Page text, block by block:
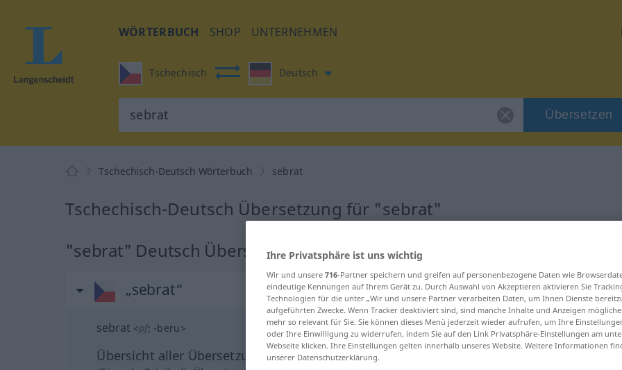
WÖRTERBUCH SHOP UNTERNEHMEN
Tschechisch Deutsch
Übersetzen
Tschechisch-Deutsch Wörterbuch sebrat
Tschechisch-Deutsch Übersetzung für "sebrat"
"sebrat" Deutsch Übersetzung
„sebrat“
sebrat <pf; -beru>
Übersicht aller Übersetzungen
Ihre Privatsphäre ist uns wichtig
Wir und unsere 716-Partner speichern und greifen auf personenbezogene Daten wie
eindeutige Kennungen auf Ihrem Gerät zu. Durch Auswahl von Akzeptieren aktivieren Sie
Technologien für die unter „Wir und unsere Partner verarbeiten Daten, um Ihnen Dienste
aufgeführten Zwecke. Wenn Tracker deaktiviert sind, sind manche Inhalte und Anzeigen
mehr so relevant für Sie. Sie können dieses Menü jederzeit wieder aufrufen, um Ihre
oder Ihre Einwilligung zu widerrufen, indem Sie auf den Link Privatsphäre-Einstellungen am
Webseite klicken. Ihre Einstellungen gelten innerhalb unseres Website. Weitere Informationen
unserer Datenschutzerklärung.